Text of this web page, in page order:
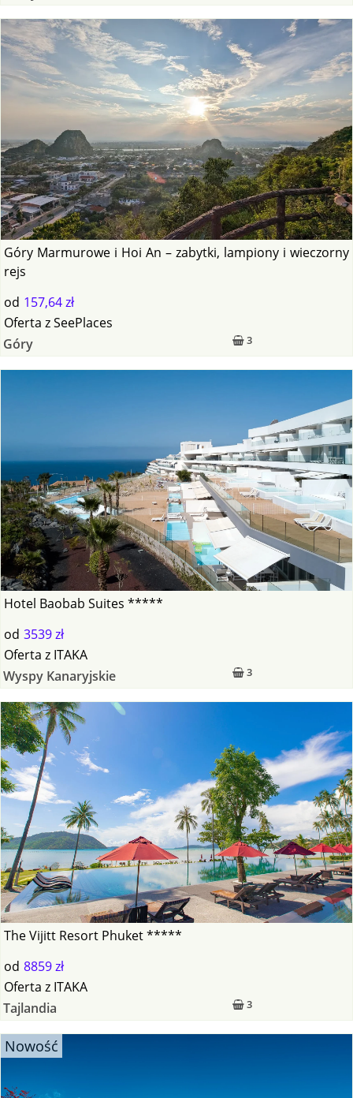
Góry Marmurowe i Hoi An – zabytki, lampiony i wieczorny
rejs
od 157,64 zł
3
Oferta zSeePlaces
Góry
Hotel Baobab Suites *****
od 3539 zł
3
Oferta z ITAKA
Wyspy Kanaryjskie
The Vijitt Resort Phuket *****
od 8859 zł
3
Oferta z ITAKA
Tajlandia
Nowość